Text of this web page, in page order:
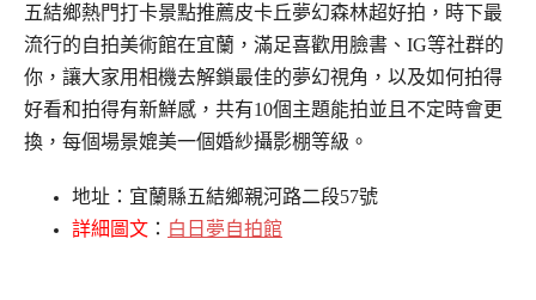
五結鄉熱門打卡景點推薦皮卡丘夢幻森林超好拍，時下最
流行的自拍美術館在宜蘭，滿足喜歡用臉書、IG等社群的
你，讓大家用相機去解鎖最佳的夢幻視角，以及如何拍得
好看和拍得有新鮮感，共有10個主題能拍並且不定時會更
換，每個場景媲美一個婚紗攝影棚等級。
地址：宜蘭縣五結鄉親河路二段57號
詳細圖文 ： 白日夢自拍館